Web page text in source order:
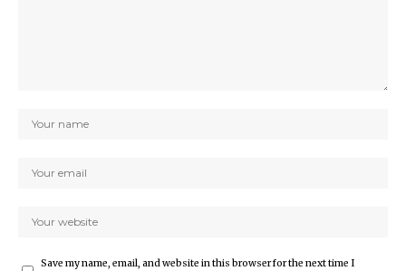
Save my name, email, and website in this browser for the next time I